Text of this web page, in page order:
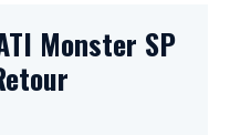
Monster SP